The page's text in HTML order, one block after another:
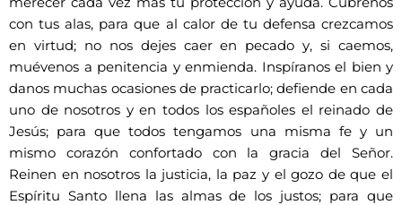
con tus alas, para que al calor de tu defensa crezcamos
en virtud; no nos dejes caer en pecado y, si caemos,
muévenos a penitencia y enmienda. Inspíranos el bien y
danos muchas ocasiones de practicarlo; defiende en cada
uno de nosotros y en todos los españoles el reinado de
Jesús; para que todos tengamos una misma fe y un
mismo corazón confortado con la gracia del Señor.
Reinen en nosotros la justicia, la paz y el gozo de que el
Espíritu Santo llena las almas de los justos; para que